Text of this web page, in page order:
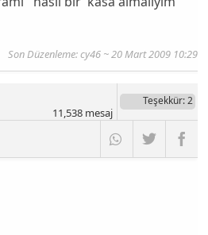
Son Düzenleme:cy46~ 20 Mart 2009 10:29
Teşekkür: 2
11,538mesaj